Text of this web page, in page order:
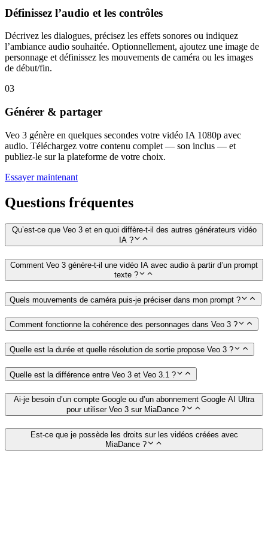
Définissez l’audio et les contrôles
Décrivez les dialogues, précisez les effets sonores ou indiquez
l’ambiance audio souhaitée. Optionnellement, ajoutez une image de
personnage et définissez les mouvements de caméra ou les images
de début/fin.
03
Générer & partager
Veo 3 génère en quelques secondes votre vidéo IA 1080p avec
audio. Téléchargez votre contenu complet — son inclus — et
publiez‑le sur la plateforme de votre choix.
Essayer maintenant
Questions fréquentes
Qu’est‑ce que Veo 3 et en quoi diffère‑t‑il des autres générateurs vidéo
IA ?
Comment Veo 3 génère‑t‑il une vidéo IA avec audio à partir d’un prompt
texte ?
Quels mouvements de caméra puis‑je préciser dans mon prompt ?
Comment fonctionne la cohérence des personnages dans Veo 3 ?
Quelle est la durée et quelle résolution de sortie propose Veo 3 ?
Quelle est la différence entre Veo 3 et Veo 3.1 ?
Ai‑je besoin d’un compte Google ou d’un abonnement Google AI Ultra
pour utiliser Veo 3 sur MiaDance ?
Est‑ce que je possède les droits sur les vidéos créées avec
MiaDance ?